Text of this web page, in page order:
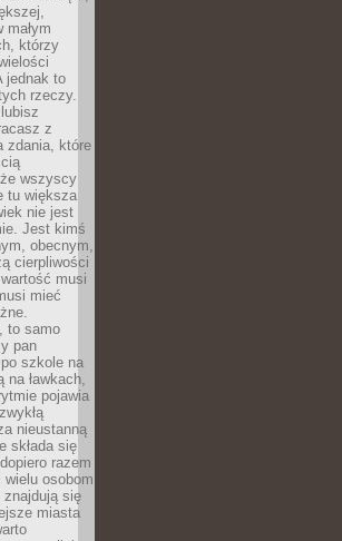
którzy
jednak to
rzeczy.
z
zdania, które
wszyscy
tu większa
nie jest
Jest kimś
obecnym,
cierpliwości
musi
mieć
to samo
pan
szkole na
ławkach,
pojawia
nieustanną
składa się
razem
wielu osobom
się
miasta